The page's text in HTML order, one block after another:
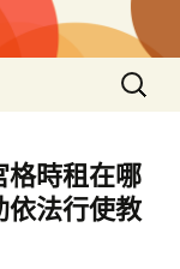
搜
尋
鍵
字:
格時租在哪
依法行使教